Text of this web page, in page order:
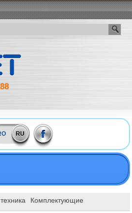
RU
Комплектующие